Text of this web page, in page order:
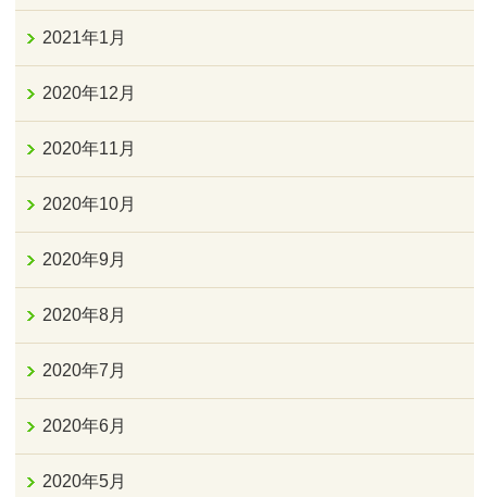
2021年1月
2020年12月
2020年11月
2020年10月
2020年9月
2020年8月
2020年7月
2020年6月
2020年5月